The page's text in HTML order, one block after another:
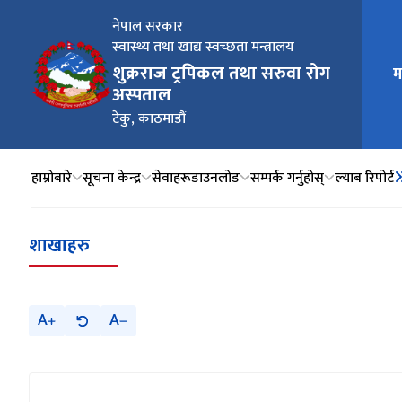
नेपाल सरकार
स्वास्थ्य तथा खाद्य स्वच्छता मन्त्रालय
शुक्रराज ट्रपिकल तथा सरुवा रोग
अस्पताल
टेकु, काठमाडौं
मुख्य
हाम्रोबारे सूचना केन्द्र सेवाहरूडाउनलोड सम्पर्क गर्नुहोस् ल्याब रिपोर्ट
शाखाहरु
A A